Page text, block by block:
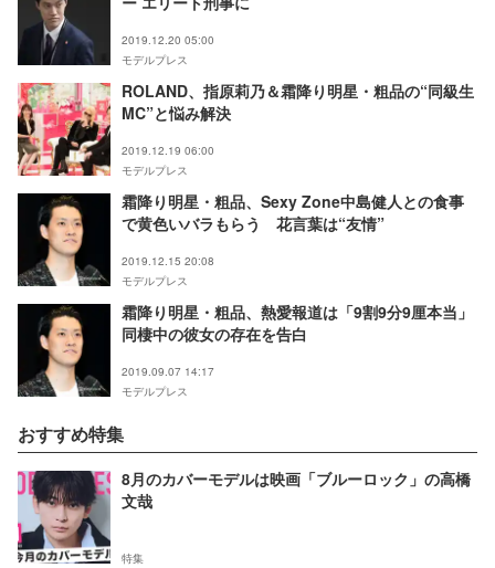
2019.12.20 05:00
モデルプレス
ROLAND、指原莉乃＆霜降り明星・粗品の“同級生
MC”と悩み解決
2019.12.19 06:00
モデルプレス
霜降り明星・粗品、Sexy Zone中島健人との食事
で黄色いバラもらう 花言葉は“友情”
2019.12.15 20:08
モデルプレス
霜降り明星・粗品、熱愛報道は「9割9分9厘本当」
同棲中の彼女の存在を告白
2019.09.07 14:17
モデルプレス
おすすめ特集
8月のカバーモデルは映画「ブルーロック」の高橋
文哉
特集